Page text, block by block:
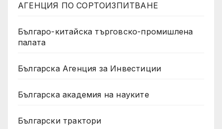
АГЕНЦИЯ ПО СОРТОИЗПИТВАНЕ
Българо-китайска търговско-промишлена
палата
Българска Агенция за Инвестиции
Българска академия на науките
Български трактори